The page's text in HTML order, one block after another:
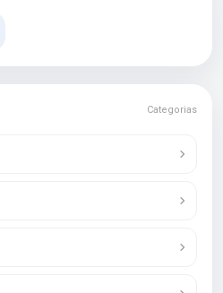
Categorias